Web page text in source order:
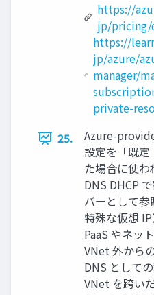
https://
jp/pricing/
https://
jp/azure/
manager/
private-
25.
Azure-
設定を「既定
た場合に使
DNS DHCP
バーとして参
特殊な仮想
PaaS やネッ
VNet 外から
DNS として
VNet を跨い